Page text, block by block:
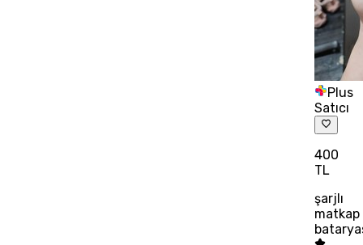
Plus
Satıcı
400
TL
şarjlı
matkap